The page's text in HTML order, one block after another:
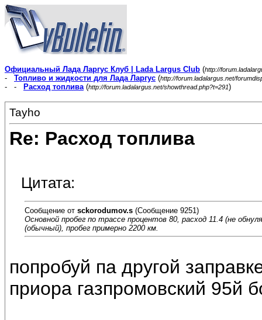
Официальный Лада Ларгус Клуб | Lada Largus Club (http://
- Топливо и жидкости для Лада Ларгус (http://forum.ladalargus.net/
- - Расход топлива(http://forum.ladalargus.net/showthread.php?t=291)
Tayho
Re: Расход топлива
Цитата:
Сообщение от sckorodumov.s (Сообщение 9251)
Основной пробег по трассе процентов 80, расход 11.4 (не
(обычный), пробег примерно 2200 км.
попробуй па другой
приора газпромовский 95й